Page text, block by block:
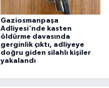
Gaziosmanpaşa
Adliyesi'nde kasten
öldürme davasında
gerginlik çıktı, adliyeye
doğru giden silahlı kişiler
yakalandı